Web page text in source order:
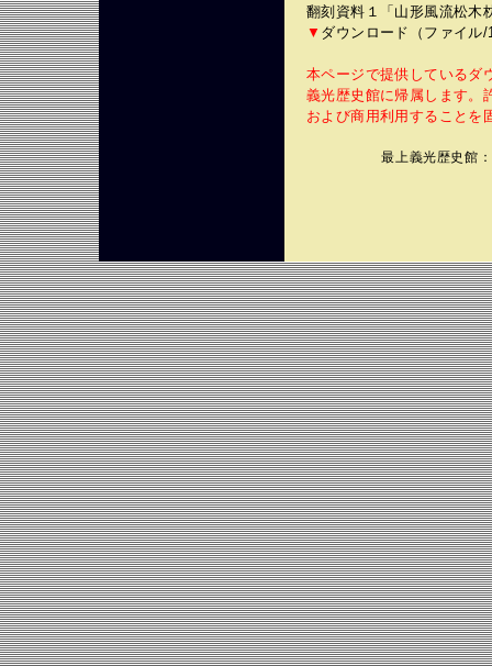
翻刻資料１「山形風流松
▼ ダウンロード（ファイル
本ページで提供しているダ
義光歴史館に帰属します。
および商用利用することを
最上義光歴史館